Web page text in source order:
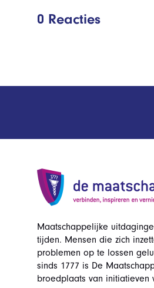
0 Reacties
Maatschappelijke
tijden. Mensen die zich
problemen op te lossen
sinds 1777 is De
broedplaats van initiatieven